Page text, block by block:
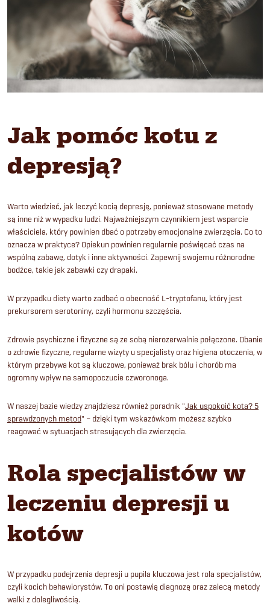
Jak pomóc kotu z
depresją?
Warto wiedzieć, jak leczyć kocią depresję, ponieważ stosowane metody
są inne niż w wypadku ludzi. Najważniejszym czynnikiem jest wsparcie
właściciela, który powinien dbać o potrzeby emocjonalne zwierzęcia. Co to
oznacza w praktyce? Opiekun powinien regularnie poświęcać czas na
wspólną zabawę, dotyk i inne aktywności. Zapewnij swojemu różnorodne
bodźce, takie jak zabawki czy drapaki.
W przypadku diety warto zadbać o obecność L-tryptofanu, który jest
prekursorem serotoniny, czyli hormonu szczęścia.
Zdrowie psychiczne i fizyczne są ze sobą nierozerwalnie połączone. Dbanie
o zdrowie fizyczne, regularne wizyty u specjalisty oraz higiena otoczenia, w
którym przebywa kot są kluczowe, ponieważ brak bólu i chorób ma
ogromny wpływ na samopoczucie czworonoga.
W naszej bazie wiedzy znajdziesz również poradnik "Jak uspokoić kota? 5
sprawdzonych metod" – dzięki tym wskazówkom możesz szybko
reagować w sytuacjach stresujących dla zwierzęcia.
Rola specjalistów w
leczeniu depresji u
kotów
W przypadku podejrzenia depresji u pupila kluczowa jest rola specjalistów,
czyli kocich behawiorystów. To oni postawią diagnozę oraz zalecą metody
walki z dolegliwością.